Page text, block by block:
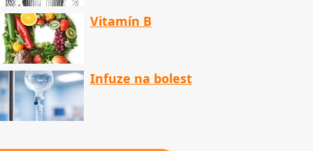
Vitamín B
Infuze na bolest